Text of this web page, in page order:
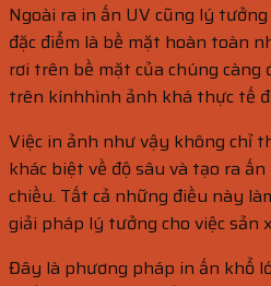
Ngoài ra in ấn UV cũng lý tưởng
đặc điểm là bề mặt hoàn toàn
rơi trên bề mặt của chúng càng
trên kínhhình ảnh khá thực tế
Việc in ảnh như vậy không chỉ
khác biệt về độ sâu và tạo ra
chiều. Tất cả những điều này
giải pháp lý tưởng cho việc sản
Đây là phương pháp in ấn khổ